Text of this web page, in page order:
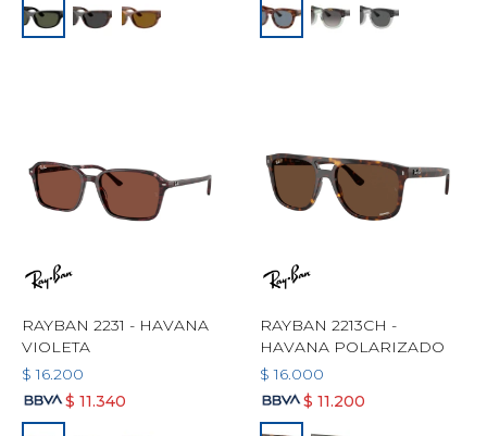
RAYBAN 2231 - HAVANA
VIOLETA
$ 16.200
$ 11.340
RAYBAN 2213CH -
HAVANA POLARIZADO
$ 16.000
$ 11.200